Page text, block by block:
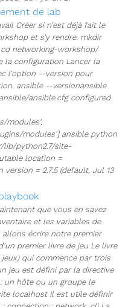
de lab
Créer si n’est déjà fait le
et s’y rendre. mkdir
networking-workshop/
la configuration Lancer la
l’option --version pour
ansible --versionansible
ansible.cfg configured
modules',
modules'] ansible python
lib/python2.7/site-
location =
= 2.7.5 (default, Jul 13
que vous en savez
et les variables de
allons écrire notre premier
premier livre de jeu Le livre
qui commence par trois
jeu est défini par la directive
un hôte ou un groupe le
localhost Il est utile définir